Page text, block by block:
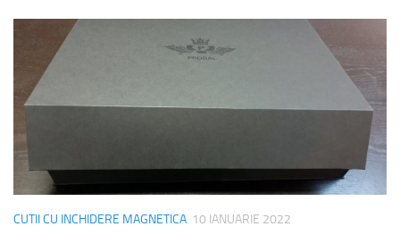
CUTII CU INCHIDERE MAGNETICA 10 IANUARIE 2022